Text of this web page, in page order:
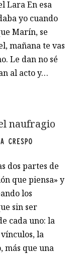
Lara En esa
yo cuando
Marín, se
mañana te vas
Le dan no sé
al acto y…
naufragio
CRESPO
dos partes de
que piensa» y
los
sin ser
cada uno: la
la
más que una